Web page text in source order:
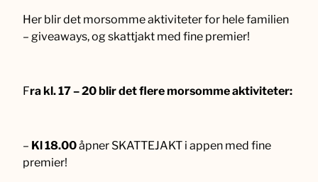
Her blir det morsomme aktiviteter for hele familien
– giveaways, og skattjakt med fine premier!
Fra kl. 17 – 20 blir det flere morsomme aktiviteter:
– Kl 18.00åpner SKATTEJAKT i appen med fine
premier!